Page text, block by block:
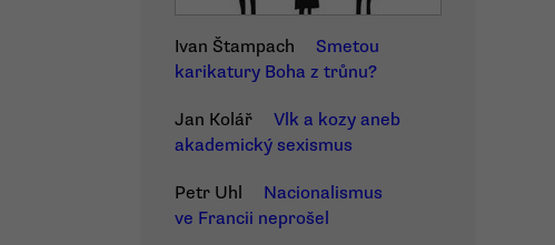
Ivan Štampach
Smetou
karikatury Boha z trůnu?
Jan Kolář
Vlk a kozy aneb
akademický sexismus
Petr Uhl
Nacionalismus
ve Francii neprošel